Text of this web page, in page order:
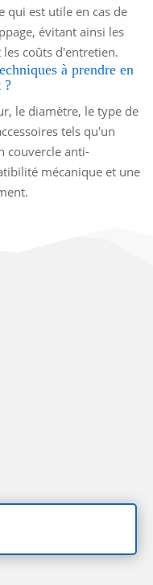
qui est utile en cas de
évitant ainsi les
coûts d'entretien.
à prendre en
?
le diamètre, le type de
tels qu'un
couvercle anti-
mécanique et une